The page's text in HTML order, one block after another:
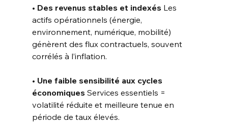
• Des revenus stables et indexés Les
actifs opérationnels (énergie,
environnement, numérique, mobilité)
génèrent des flux contractuels, souvent
corrélés à l’inflation.
• Une faible sensibilité aux cycles
économiques Services essentiels =
volatilité réduite et meilleure tenue en
période de taux élevés.